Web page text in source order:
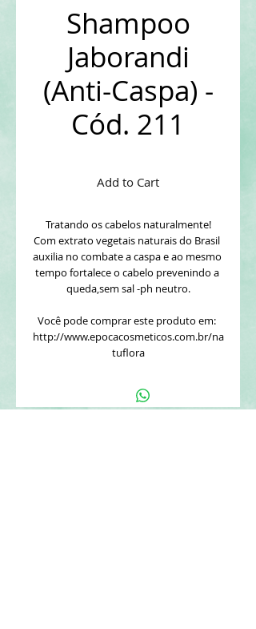
Shampoo
Jaborandi
(Anti-Caspa) -
Cód. 211
Add to Cart
Tratando os cabelos naturalmente!
Com extrato vegetais naturais do Brasil
auxilia no combate a caspa e ao mesmo
tempo fortalece o cabelo prevenindo a
queda,sem sal -ph neutro.
Você pode comprar este produto em:
http://www.epocacosmeticos.com.br/na
tuflora
CONTATE A NATUFLORA